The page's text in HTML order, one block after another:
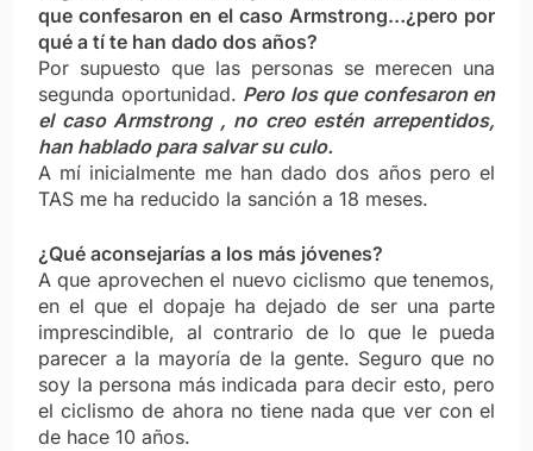
que confesaron en el caso Armstrong…¿pero por
qué a tí te han dado dos años?
Por supuesto que las personas se merecen una
segunda oportunidad. Pero los que confesaron en
el caso Armstrong , no creo estén arrepentidos,
han hablado para salvar su culo.
A mí inicialmente me han dado dos años pero el
TAS me ha reducido la sanción a 18 meses.
¿Qué aconsejarías a los más jóvenes?
A que aprovechen el nuevo ciclismo que tenemos,
en el que el dopaje ha dejado de ser una parte
imprescindible, al contrario de lo que le pueda
parecer a la mayoría de la gente. Seguro que no
soy la persona más indicada para decir esto, pero
el ciclismo de ahora no tiene nada que ver con el
de hace 10 años.